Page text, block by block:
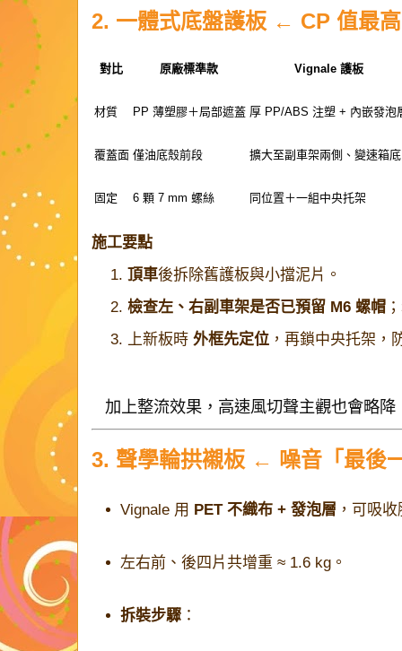
2. 一體式底盤護板 ← CP 值最高
對比 原廠標準款 Vignale 護板
材質 PP 薄塑膠＋局部遮蓋 厚 PP/ABS 注塑 + 內嵌發泡
覆蓋面 僅油底殼前段 擴大至副車架兩側、變速箱底
固定 6 顆 7 mm 螺絲 同位置＋一組中央托架
施工要點
頂車後拆除舊護板與小擋泥片。
檢查左、右副車架是否已預留 M6 螺帽
上新板時 外框先定位 ，再鎖中央托架，
加上整流效果，高速風切聲主觀也會略
3. 聲學輪拱襯板 ← 噪音「最後
Vignale 用 PET 不織布 + 發泡層 ，可吸
左右前、後四片共增重 ≈ 1.6 kg。
拆裝步驟 ：